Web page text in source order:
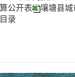
公开表
壤塘县城
录